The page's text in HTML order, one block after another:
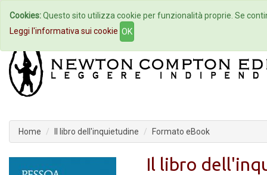
Home Autori Eventi
Home Il libro dell'inquietudine Formato eBook
Il libro
Cookies:Questo sito utilizza cookie per funzionalità proprie. Se
Leggi l'informativa sui cookie OK